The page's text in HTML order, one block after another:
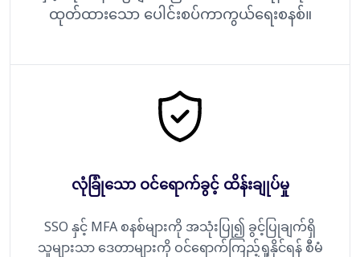
ထုတ်ထားသော ပေါင်းစပ်ကာကွယ်ရေးစနစ်။
လုံခြုံသော ဝင်ရောက်ခွင့် ထိန်းချုပ်မှု
SSO နှင့် MFA စနစ်များကို အသုံးပြု၍ ခွင့်ပြုချက်ရှိ
သူများသာ ဒေတာများကို ဝင်ရောက်ကြည့်ရှုနိုင်ရန် စီမံ